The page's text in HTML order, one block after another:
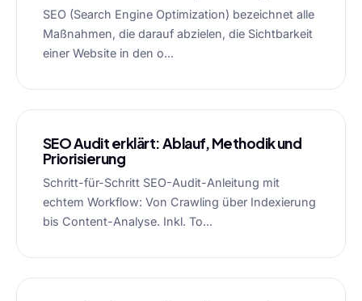
SEO (Search Engine Optimization) bezeichnet alle
Maßnahmen, die darauf abzielen, die Sichtbarkeit
einer Website in den o...
SEO Audit erklärt: Ablauf, Methodik und
Priorisierung
Schritt-für-Schritt SEO-Audit-Anleitung mit
echtem Workflow: Von Crawling über Indexierung
bis Content-Analyse. Inkl. To...